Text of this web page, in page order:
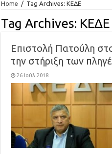
Home / Tag Archives: ΚΕΔΕ
Tag Archives: ΚΕΔΕ
Επιστολή Πατούλη
την στήριξη των
26 Ιούλ 2018